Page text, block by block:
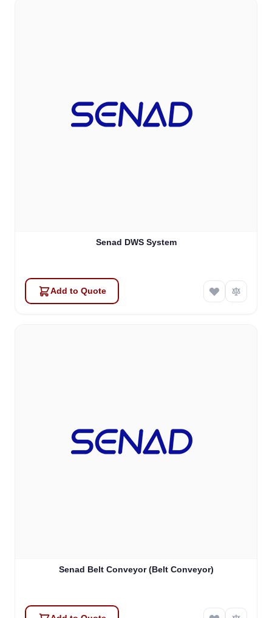
Senad DWS System
Add to Quote
Senad Belt Conveyor (Belt Conveyor)